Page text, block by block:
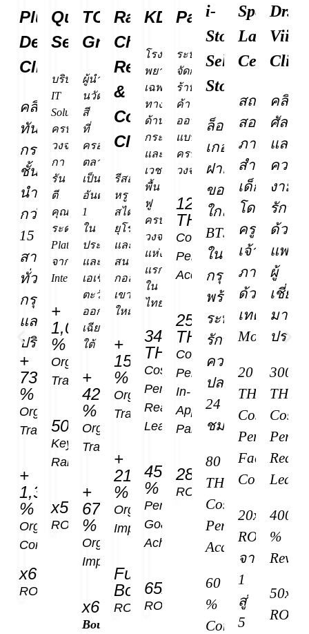
Plus
Dental
Clinic
คลินิก
ทันต
กรรม
ชั้น
นำ
กว่า
15
สาขา
ทั่ว
กรุงเทพฯ
และ
ปริมณฑล
+
735.91
%
Organic
Traffic
+
1,375.11
%
Organic
Conversion
x60
ROAs
Quick
Serv
บริษัท
IT
Solutions
ครบ
วงจร
กา
รัน
ตี
คุณภาพ
ระดับ
Platinum
จาก
Intel
+
1,049.65
%
Organic
Traffic
500+
Keyword
Rank
x50
ROAs
TOA
Group
ผู้นำ
นวัตกรรม
สี
ที่
ครอง
ตลาด
เป็น
อันดับ
1
ใน
ประเทศไทย
และ
เอเชีย
ตะวัน
ออก
เฉียง
ใต้
+
427.93
%
Organic
Traffic
+
675
%
Organic
Impression
x60
Bounce
Rancho
Charnvee
Resort
&
Country
Club
รีสอร์ท
หรู
สไตล์
ยุโรป
และ
สนาม
กอล์ฟ
เขา
ใหญ่
+
15,024.2
%
Organic
Traffic
+
21,969.73
%
Organic
Impression
Fully
Booked
ROI
KDMS
โรง
พยาบาล
เฉพาะ
ทาง
ด้าน
กระดูก
และ
เวชศาสตร์
พื้น
ฟู
ครบ
วงจร
แห่ง
แรก
ใน
ไทย
340
THB
Cost
Per
Real
Lead
450
%
Performance
Goal
Achieved
65x
ROAs
Page365
ระบบ
จัดการ
ร้าน
ค้า
ออนไลน์
แบบ
ครบ
วงจร
120
THB
Cost
Per
Acquisition
250
THB
Cost
Per
In-
App
Participation
28x
ROAs
i-
Store
Self
Storage
ล็อก
เกอร์
ฝาก
ของ
ใกล้
BTS
ใน
กรุงเทพ
พร้อม
ระบบ
รักษา
ความ
ปลอดภัย
24
ชม.
80
THB
Cost
Per
Acquisition
60
%
Conversion
SpeakUp
Language
Center
สถาบัน
สอน
ภาษา
สำหรับ
เด็ก
โดย
ครู
เจ้าของ
ภาษา
ด้วย
เทคนิค
Motesseri
20
THB
Cost
Per
Facebook
Conversion
20x
ROAs
จาก
1
สู่
5
Dr.
Vii
คลินิก
ศัลยก
และ
ความ
งาม
รักษา
ด้วย
แพทย์
ผู้
เชี่ยว
มาก
ประ
300
THB
Cost
Per
Real
Lead
400
%
50x
ROAs